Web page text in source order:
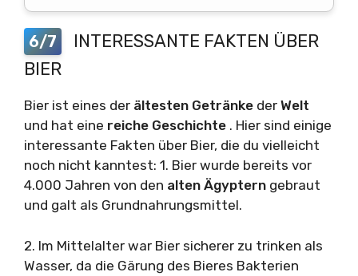
6/7
INTERESSANTE FAKTEN ÜBER
BIER
Bier ist eines der ältesten Getränke der Welt
und hat eine reiche Geschichte . Hier sind einige
interessante Fakten über Bier, die du vielleicht
noch nicht kanntest: 1. Bier wurde bereits vor
4.000 Jahren von den alten Ägyptern gebraut
und galt als Grundnahrungsmittel.
2. Im Mittelalter war Bier sicherer zu trinken als
Wasser, da die Gärung des Bieres Bakterien